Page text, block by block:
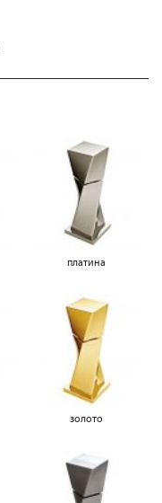
платина
золото